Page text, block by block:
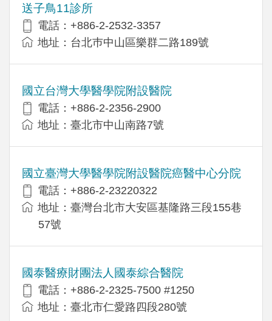
送子鳥11診所
電話：+886-2-2532-3357
地址：台北巿中山區樂群二路189號
國立台灣大學醫學院附設醫院
電話：+886-2-2356-2900
地址：臺北市中山南路7號
國立臺灣大學醫學院附設醫院癌醫中心分院
電話：+886-2-23220322
地址：臺灣台北市大安區基隆路三段155巷
57號
國泰醫療財團法人國泰綜合醫院
電話：+886-2-2325-7500 #1250
地址：臺北市仁愛路四段280號